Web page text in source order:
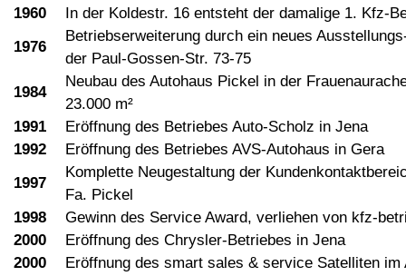
1960
In der Koldestr. 16 entsteht der damalige 1. Kfz-
1976
Betriebserweiterung durch ein neues
der Paul-Gossen-Str. 73-75
1984
Neubau des Autohaus Pickel in der
23.000 m²
1991
Eröffnung des Betriebes Auto-Scholz in Jena
1992
Eröffnung des Betriebes AVS-Autohaus in Gera
1997
Komplette Neugestaltung der
Fa. Pickel
1998
Gewinn des Service Award, verliehen von kfz-
2000
Eröffnung des Chrysler-Betriebes in Jena
2000
Eröffnung des smart sales & service Satelliten im